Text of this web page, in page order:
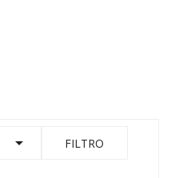
 FILTRO